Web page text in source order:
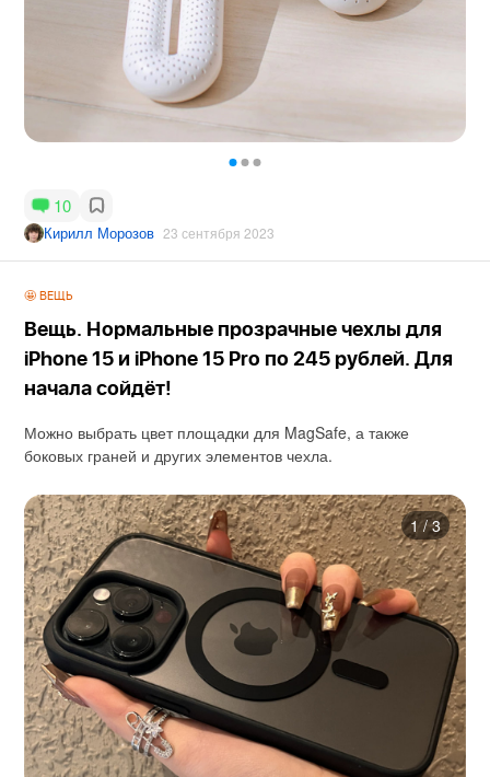
10
Кирилл Морозов 23 сентября 2023
🤩 ВЕЩЬ
Вещь. Нормальные прозрачные чехлы для
iPhone 15 и iPhone 15 Pro по 245 рублей. Для
начала сойдёт!
Можно выбрать цвет площадки для MagSafe, а также
боковых граней и других элементов чехла.
1 / 3